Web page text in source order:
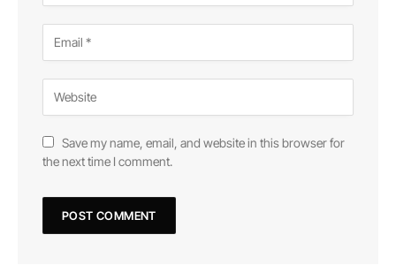
Save my name, email, and website in this browser for
the next time I comment.